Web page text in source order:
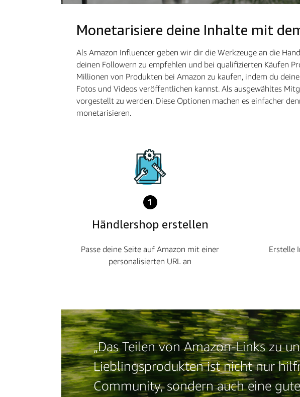
Monetarisiere deine Inhalte mit
Als Amazon Influencer geben wir dir die Werkzeuge an die
deinen Followern zu empfehlen und bei qualifizierten Käufen
Millionen von Produkten bei Amazon zu kaufen, indem du
Fotos und Videos veröffentlichen kannst. Als ausgewähltes
vorgestellt zu werden. Diese Optionen machen es einfacher
monetarisieren.
1
Händlershop erstellen
Passe deine Seite auf Amazon mit einer
personalisierten URL an
Erstelle
„Das Teilen von Amazon-Links zu
Lieblingsprodukten ist nicht nur
Community, sondern auch eine